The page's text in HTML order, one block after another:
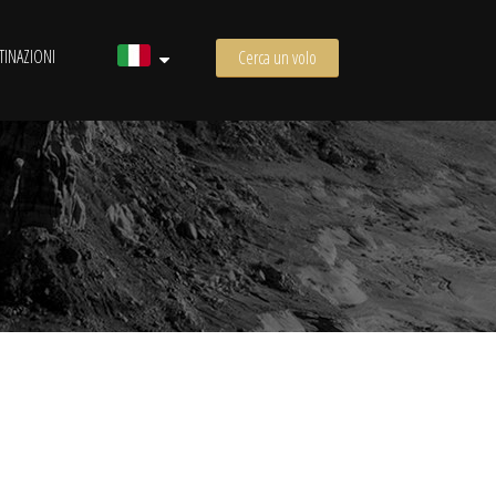
Cerca un volo